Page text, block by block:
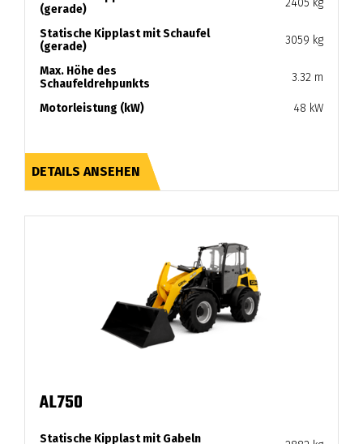
(gerade)
Statische Kipplast mit Schaufel
(gerade)
3059 kg
Max. Höhe des
Schaufeldrehpunkts
3.32 m
Motorleistung (kW) 48 kW
DETAILS ANSEHEN
AL750
Statische Kipplast mit Gabeln